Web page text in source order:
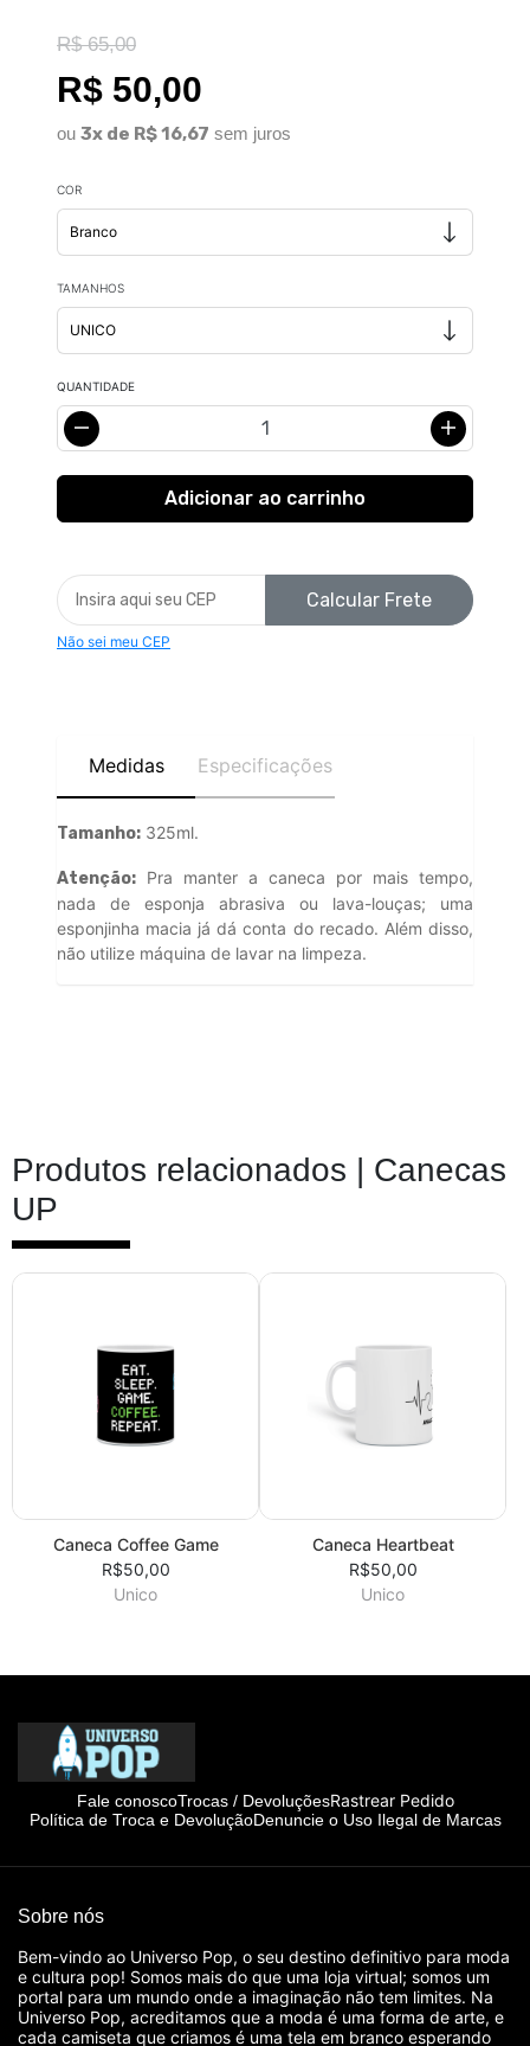
R$ 65,00
R$ 50,00
ou 3x de R$ 16,67 sem juros
COR
TAMANHOS
QUANTIDADE
Calcular Frete
Não sei meu CEP
Medidas Especificações
Tamanho: 325ml.
Atenção: Pra manter a caneca por mais tempo,
nada de esponja abrasiva ou lava-louças; uma
esponjinha macia já dá conta do recado. Além disso,
não utilize máquina de lavar na limpeza.
Produtos relacionados | Canecas
UP
Caneca Coffee Game
R$50,00
Unico
Caneca Heartbeat
R$50,00
Unico
Fale conoscoTrocas / DevoluçõesRastrear Pedido
Política de Troca e DevoluçãoDenuncie o Uso Ilegal de Marcas
Sobre nós
Bem-vindo ao Universo Pop, o seu destino definitivo para moda
e cultura pop! Somos mais do que uma loja virtual; somos um
portal para um mundo onde a imaginação não tem limites. Na
Universo Pop, acreditamos que a moda é uma forma de arte, e
cada camiseta que criamos é uma tela em branco esperando